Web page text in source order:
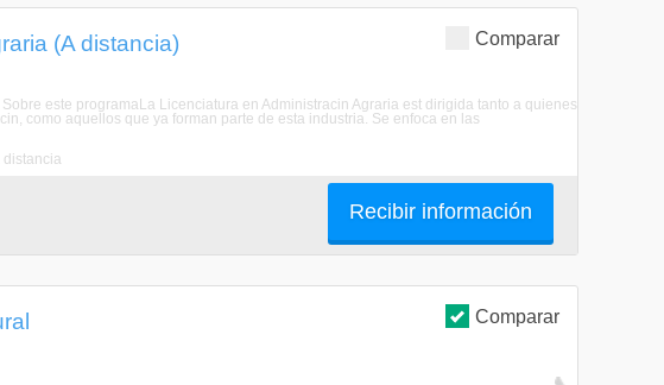
Comparar
(A distancia)
este programaLa Licenciatura en Administracin Agraria est dirigida tanto a quienes
como aquellos que ya forman parte de esta industria. Se enfoca en las
distancia
Recibir información
Comparar